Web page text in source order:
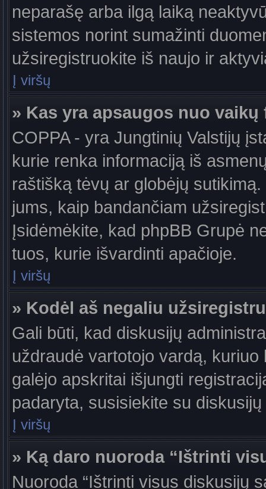
neparašę arba ilgą laiką
sistemos norint sumažinti
užsiregistruokite iš naujo ir
Į viršų
» Kas yra apsaugos nuo vaikų
COPPA - yra Jungtinių Valstijų
kurie renka informaciją iš
raštišką tėvų ar globėjų
jums, kaip bandančiam
Įsidėmėkite, kad phpBB Grupė
tuos, kurie išvardinti apačioje.
Į viršų
» Kodėl aš negaliu
Gali būti, kad diskusijų
uždraudė vartotojo vardą,
galėjo apskritai išjungti
padaryta, susisiekite su
Į viršų
» Ką daro nuoroda “Ištrinti
Nuoroda “Ištrinti visus diskusijų